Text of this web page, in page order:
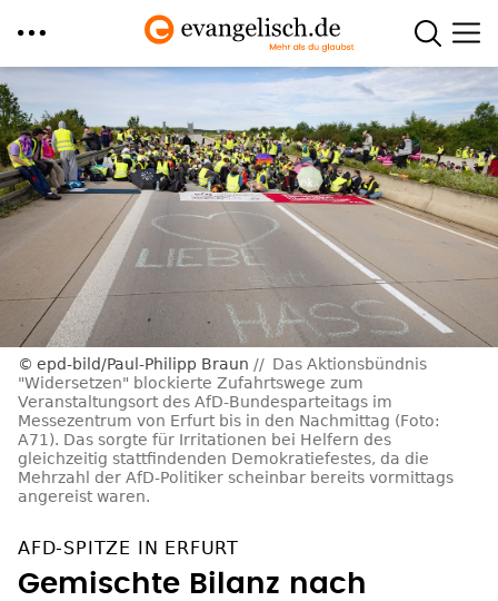
Direkt
zum
Inhalt
epd-bild/Paul-Philipp Braun
Das Aktionsbündnis
"Widersetzen" blockierte Zufahrtswege zum
Veranstaltungsort des AfD-Bundesparteitags im
Messezentrum von Erfurt bis in den Nachmittag (Foto:
A71). Das sorgte für Irritationen bei Helfern des
gleichzeitig stattfindenden Demokratiefestes, da die
Mehrzahl der AfD-Politiker scheinbar bereits vormittags
angereist waren.
AFD-SPITZE IN ERFURT
Gemischte Bilanz nach